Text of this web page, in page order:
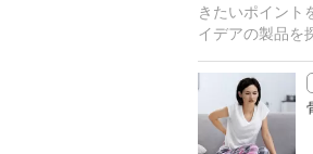
きたいポイント
イデアの製品を